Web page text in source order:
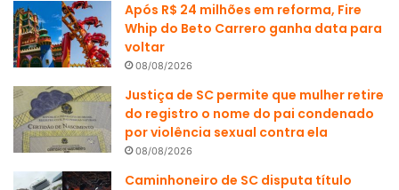
Após R$ 24 milhões em reforma, Fire
Whip do Beto Carrero ganha data para
voltar
08/08/2026
Justiça de SC permite que mulher retire
do registro o nome do pai condenado
por violência sexual contra ela
08/08/2026
Caminhoneiro de SC disputa título